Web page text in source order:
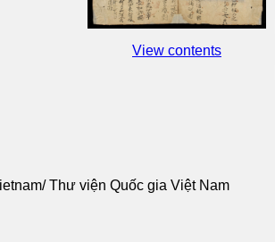
View contents
Thư viện Quốc gia Việt Nam